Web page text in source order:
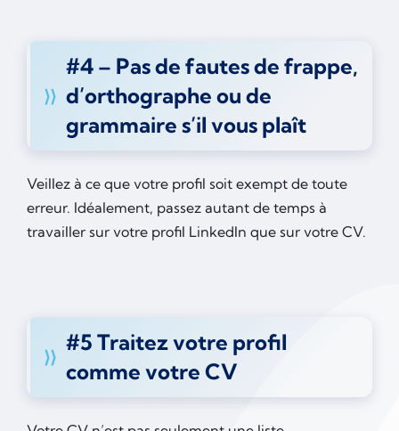
#4 – Pas de fautes de frappe,
d’orthographe ou de
grammaire s’il vous plaît
Veillez à ce que votre profil soit exempt de toute
erreur. Idéalement, passez autant de temps à
travailler sur votre profil LinkedIn que sur votre CV.
#5 Traitez votre profil
comme votre CV